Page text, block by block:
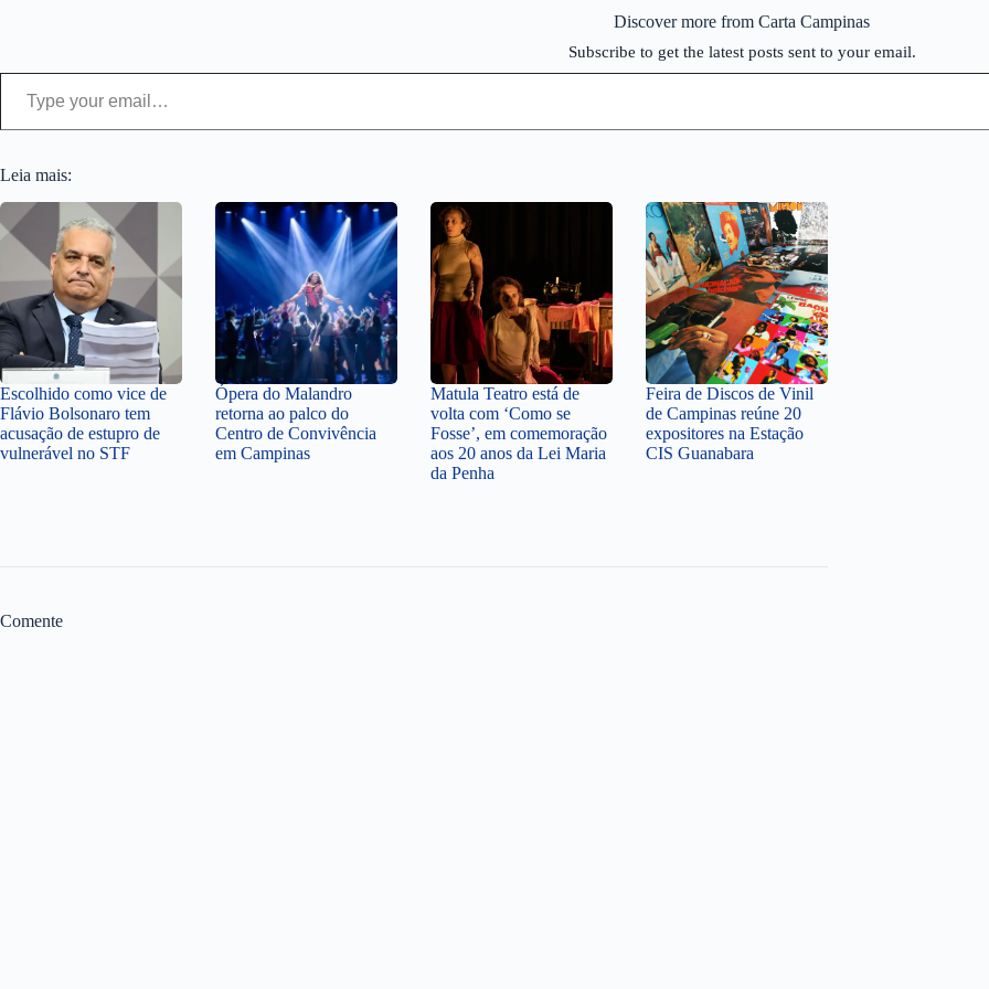
Discover more from Carta Campinas
Subscribe to get the latest posts sent to your email.
Type your email…
Leia mais:
Escolhido como vice de
Flávio Bolsonaro tem
acusação de estupro de
vulnerável no STF
Ópera do Malandro
retorna ao palco do
Centro de Convivência
em Campinas
Matula Teatro está de
volta com ‘Como se
Fosse’, em comemoração
aos 20 anos da Lei Maria
da Penha
Feira de Discos de Vinil
de Campinas reúne 20
expositores na Estação
CIS Guanabara
Comente